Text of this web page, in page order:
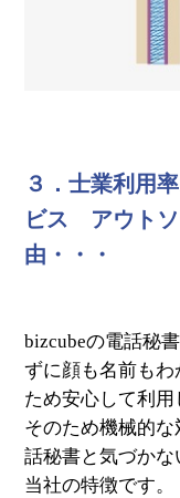
３．士業利用
ビス アウトソ
由・・・
bizcubeの電話秘
ずに顔も名前も
ため安心して利用
そのため機械的
話秘書と気づか
当社の特徴です。